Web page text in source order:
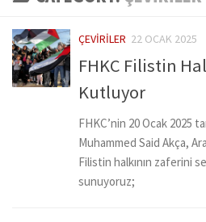
ÇEVIRILER 22 OCAK 2025
FHKC Filistin
Kutluyor
FHKC’nin 20 Ocak 2025
Muhammed Said Akça,
Filistin halkının zaferini
sunuyoruz;